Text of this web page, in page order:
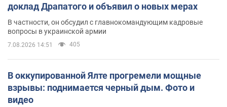
доклад Драпатого и объявил о новых мерах
В частности, он обсудил с главнокомандующим кадровые
вопросы в украинской армии
7.08.2026 14:51 405
В оккупированной Ялте прогремели мощные
взрывы: поднимается черный дым. Фото и
видео